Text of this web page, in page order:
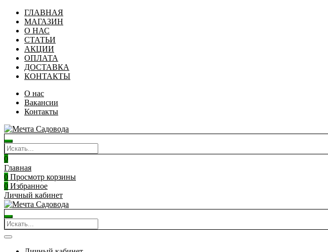
ГЛАВНАЯ
МАГАЗИН
О НАС
СТАТЬИ
АКЦИИ
ОПЛАТА
ДОСТАВКА
КОНТАКТЫ
О нас
Вакансии
Контакты
0
Главная
0 Просмотр корзины
0 Избранное
Личный кабинет